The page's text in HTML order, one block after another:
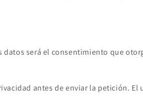
será el consentimiento que
antes de enviar la petición. El